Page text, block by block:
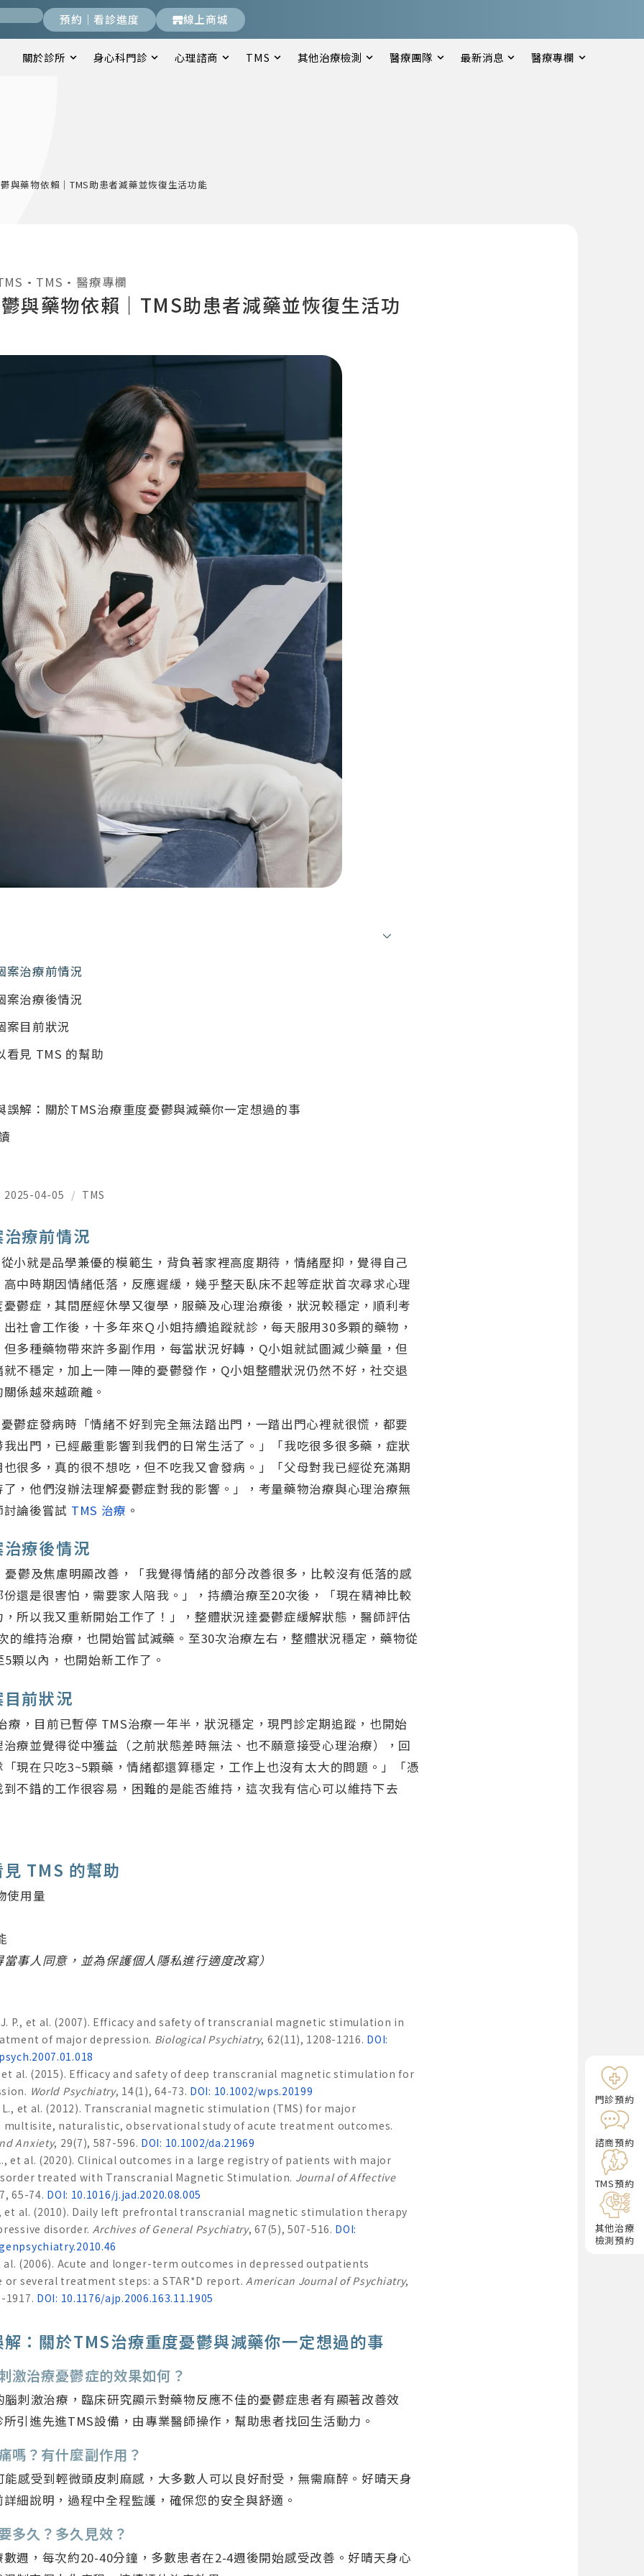
預約｜看診進度 線上商城
關於診所 身心科門診 心理諮商 TMS 其他治療檢測 醫療團隊 最新消息 醫療專欄
與藥物依賴｜TMS助患者減藥並恢復生活功能
• TMS •醫療專欄
與藥物依賴｜TMS助患者減藥並恢復生活功
案治療前情況
案治療後情況
案目前狀況
看見 TMS 的幫助
誤解：關於TMS治療重度憂鬱與減藥你一定想過的事
2025-04-05 / TMS
療前情況
小就是品學兼優的模範生，背負著家裡高度期待，情緒壓抑，覺得自己
中時期因情緒低落，反應遲緩，幾乎整天臥床不起等症狀首次尋求心理
鬱症，其間歷經休學又復學，服藥及心理治療後，狀況較穩定，順利考
社會工作後，十多年來Ｑ小姐持續追蹤就診，每天服用30多顆的藥物，
多種藥物帶來許多副作用，每當狀況好轉，Q小姐就試圖減少藥量，但
不穩定，加上一陣一陣的憂鬱發作，Q小姐整體狀況仍然不好，社交退
係越來越疏離。
鬱症發病時「情緒不好到完全無法踏出門，一踏出門心裡就很慌，都要
出門，已經嚴重影響到我們的日常生活了。」「我吃很多很多藥，症狀
很多，真的很不想吃，但不吃我又會發病。」「父母對我已經從充滿期
，他們沒辦法理解憂鬱症對我的影響。」，考量藥物治療與心理治療無
論後嘗試 TMS 治療 。
療後情況
鬱及焦慮明顯改善，「我覺得情緒的部分改善很多，比較沒有低落的感
還是很害怕，需要家人陪我。」，持續治療至20次後，「現在精神比較
所以我又重新開始工作了！」，整體狀況達憂鬱症緩解狀態，醫師評估
的維持治療，也開始嘗試減藥。至30次治療左右，整體狀況穩定，藥物從
顆以內，也開始新工作了。
前狀況
療，目前已暫停 TMS治療一年半，狀況穩定，現門診定期追蹤，也開始
療並覺得從中獲益（之前狀態差時無法、也不願意接受心理治療），回
現在只吃3~5顆藥，情緒都還算穩定，工作上也沒有太大的問題。」「憑
不錯的工作很容易，困難的是能否維持，這次我有信心可以維持下去
TMS 的幫助
使用量
事人同意，並為保護個人隱私進行適度改寫）
P., et al. (2007). Efficacy and safety of transcranial magnetic stimulation in
of major depression. Biological Psychiatry, 62(11), 1208-1216. DOI:
et al. (2015). Efficacy and safety of deep transcranial magnetic stimulation for
World Psychiatry, 14(1), 64-73. DOI: 10.1002/wps.20199
L., et al. (2012). Transcranial magnetic stimulation (TMS) for major
multisite, naturalistic, observational study of acute treatment outcomes.
Anxiety, 29(7), 587-596. DOI: 10.1002/da.21969
et al. (2020). Clinical outcomes in a large registry of patients with major
treated with Transcranial Magnetic Stimulation. Journal of Affective
65-74. DOI: 10.1016/j.jad.2020.08.005
et al. (2010). Daily left prefrontal transcranial magnetic stimulation therapy
disorder. Archives of General Psychiatry, 67(5), 507-516. DOI:
al. (2006). Acute and longer-term outcomes in depressed outpatients
or several treatment steps: a STAR*D report.American Journal of Psychiatry,
1917. DOI: 10.1176/ajp.2006.163.11.1905
：關於TMS治療重度憂鬱與減藥你一定想過的事
激治療憂鬱症的效果如何？
刺激治療，臨床研究顯示對藥物反應不佳的憂鬱症患者有顯著改善效
引進先進TMS設備，由專業醫師操作，幫助患者找回生活動力。
嗎？有什麼副作用？
感受到輕微頭皮刺麻感，大多數人可以良好耐受，無需麻醉。好晴天身
細說明，過程中全程監護，確保您的安全與舒適。
多久？多久見效？
週，每次約20-40分鐘，多數患者在2-4週後開始感受改善。好晴天身心
門診預約
諮商預約
TMS預約
其他治療
檢測預約